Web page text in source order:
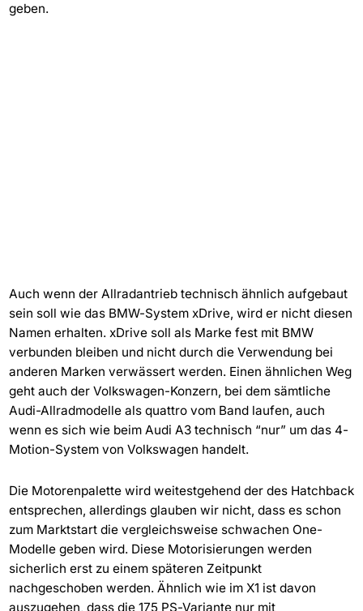
geben.
Auch wenn der Allradantrieb technisch ähnlich aufgebaut
sein soll wie das BMW-System xDrive, wird er nicht diesen
Namen erhalten. xDrive soll als Marke fest mit BMW
verbunden bleiben und nicht durch die Verwendung bei
anderen Marken verwässert werden. Einen ähnlichen Weg
geht auch der Volkswagen-Konzern, bei dem sämtliche
Audi-Allradmodelle als quattro vom Band laufen, auch
wenn es sich wie beim Audi A3 technisch “nur” um das 4-
Motion-System von Volkswagen handelt.
Die Motorenpalette wird weitestgehend der des Hatchback
entsprechen, allerdings glauben wir nicht, dass es schon
zum Marktstart die vergleichsweise schwachen One-
Modelle geben wird. Diese Motorisierungen werden
sicherlich erst zu einem späteren Zeitpunkt
nachgeschoben werden. Ähnlich wie im X1 ist davon
auszugehen, dass die 175 PS-Variante nur mit